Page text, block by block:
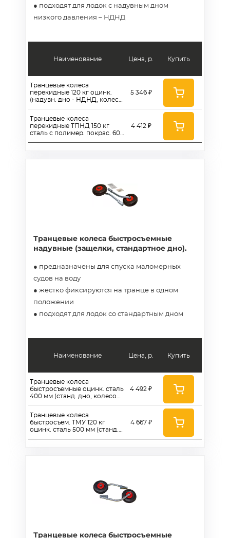
● подходят для лодок с надувным дном
низкого давления – НДНД
Наименование
Транцевые колеса
перекидные 120 кг оцинк.
(надувн. дно - НДНД, колесо
Транцевые колеса
перекидные ТПНД 150 кг
сталь с полимер. покрас. 600
Цена, р.
5 346 ₽
4 412 ₽
Купить
Транцевые колеса быстросъемные
надувные (защелки, стандартное дно).
● предназначены для спуска маломерных
судов на воду
● жестко фиксируются на транце в одном
положении
● подходят для лодок со стандартным дном
Наименование
Транцевые колеса
быстросъемные оцинк. сталь
400 мм (станд. дно, колесо
Транцевые колеса
быстросъем. ТМУ 120 кг
оцинк. сталь 500 мм (станд.
Цена, р.
4 492 ₽
4 667 ₽
Купить
Транцевые колеса быстросъемные